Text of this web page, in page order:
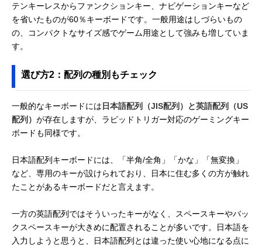
テンキーレスからファンクションキー、ナビゲーションキーなど
を省いたものが60％キーボードです。一般用途はしづらいもの
の、コンパクトなサイズ感でゲーム用途として強みも増していま
す。
選び方2：配列の種別もチェック
一般的なキーボードには 日本語配列（JIS配列）と英語配列（US
配列） が存在しますが、ラピッドトリガー対応のゲーミングキー
ボードも同様です。
日本語配列キーボードには、「半角/全角」「かな」「無変換」
など、専用のキーが設けられており、日本に住む多くの方が触れ
たことがあるキーボードだと言えます。
一方の英語配列ではそういったキーがなく、スペースキーやバッ
クスペースキーが大きめに配置されることが多いです。日本語を
入力しようと思うと、日本語配列とは違った使い心地になる点に